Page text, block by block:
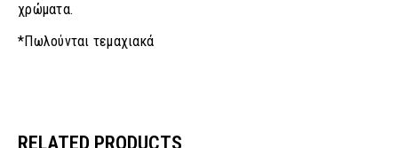
χρώματα.
*Πωλούνται τεμαχιακά
RELATED PRODUCTS